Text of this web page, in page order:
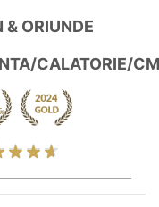
& ORIUNDE
CALATORIE/